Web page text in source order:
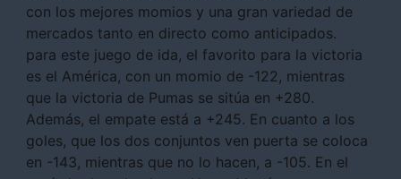
con los mejores momios y una gran variedad de
mercados tanto en directo como anticipados.
para este juego de ida, el favorito para la victoria
es el América, con un momio de -122, mientras
que la victoria de Pumas se sitúa en +280.
Además, el empate está a +245. En cuanto a los
goles, que los dos conjuntos ven puerta se coloca
en -143, mientras que no lo hacen, a -105. En el